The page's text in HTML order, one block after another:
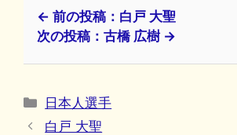
← 前の投稿：白戸 大聖
次の投稿：古橋 広樹 →
カ
テ
日本人選手
白戸 大聖